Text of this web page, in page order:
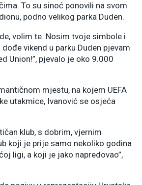
To su sinoć ponovili na svom
podno velikog parka Duden.
volim te. Nosim tvoje simbole i
vikend u parku Duden pjevam
Union!”, pjevalo je oko 9.000
mjestu, na kojem UEFA
utakmice, Ivanović se osjeća
klub, s dobrim, vjernim
koji je prije samo nekoliko godina
ligi, a koji je jako napredovao”,